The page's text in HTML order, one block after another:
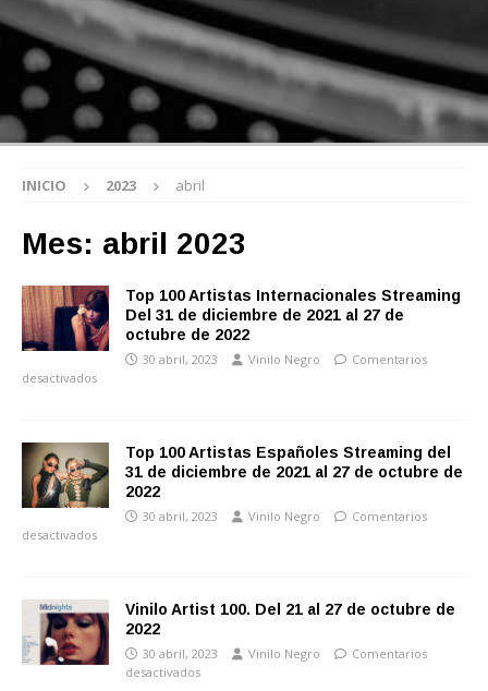
INICIO 2023 abril
Mes: abril 2023
Top 100 Artistas Internacionales Streaming
Del 31 de diciembre de 2021 al 27 de
octubre de 2022
30 abril, 2023 Vinilo Negro
Comentarios
desactivados
Top 100 Artistas Españoles Streaming del
31 de diciembre de 2021 al 27 de octubre de
2022
30 abril, 2023 Vinilo Negro
Comentarios
desactivados
Vinilo Artist 100. Del 21 al 27 de octubre de
2022
30 abril, 2023 Vinilo Negro
Comentarios
desactivados